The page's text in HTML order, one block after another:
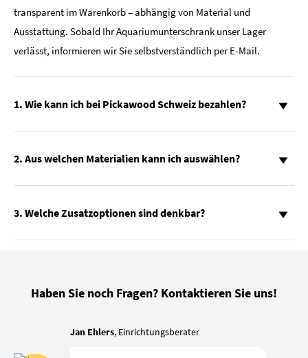
transparent im Warenkorb – abhängig von Material und
Ausstattung. Sobald Ihr Aquariumunterschrank unser Lager
verlässt, informieren wir Sie selbstverständlich per E-Mail.
1. Wie kann ich bei Pickawood Schweiz bezahlen?
2. Aus welchen Materialien kann ich auswählen?
3. Welche Zusatzoptionen sind denkbar?
Haben Sie noch Fragen? Kontaktieren Sie uns!
Jan Ehlers, Einrichtungsberater